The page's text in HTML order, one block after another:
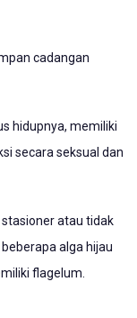
cadangan
hidupnya, memiliki
secara seksual dan
atau tidak
alga hijau
flagelum.